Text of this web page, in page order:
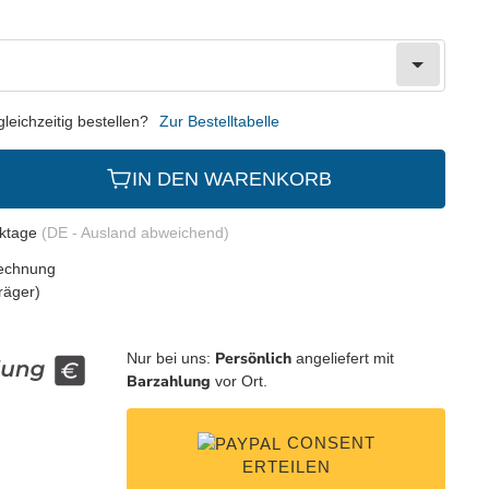
bestellen? Zur Bestelltabelle
IN DEN WARENKORB
(DE - Ausland abweichend)
Nur bei uns: Persönlich angeliefert mit
Barzahlung vor Ort.
CONSENT
ERTEILEN